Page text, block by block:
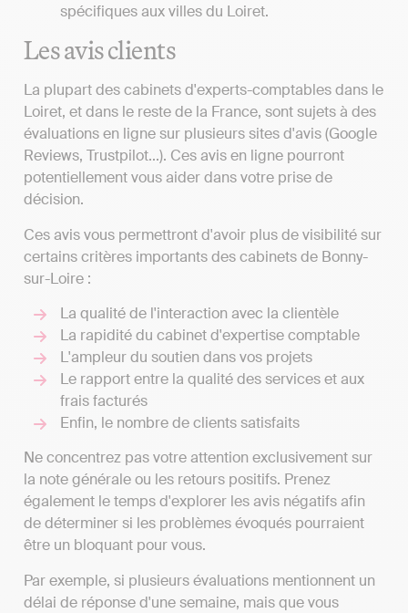
spécifiques aux villes du Loiret.
Les avis clients
La plupart des cabinets d'experts-comptables dans le
Loiret, et dans le reste de la France, sont sujets à des
évaluations en ligne sur plusieurs sites d'avis (Google
Reviews, Trustpilot...). Ces avis en ligne pourront
potentiellement vous aider dans votre prise de
décision.
Ces avis vous permettront d'avoir plus de visibilité sur
certains critères importants des cabinets de Bonny-
sur-Loire :
La qualité de l'interaction avec la clientèle
La rapidité du cabinet d'expertise comptable
L'ampleur du soutien dans vos projets
Le rapport entre la qualité des services et aux
frais facturés
Enfin, le nombre de clients satisfaits
Ne concentrez pas votre attention exclusivement sur
la note générale ou les retours positifs. Prenez
également le temps d'explorer les avis négatifs afin
de déterminer si les problèmes évoqués pourraient
être un bloquant pour vous.
Par exemple, si plusieurs évaluations mentionnent un
délai de réponse d'une semaine, mais que vous